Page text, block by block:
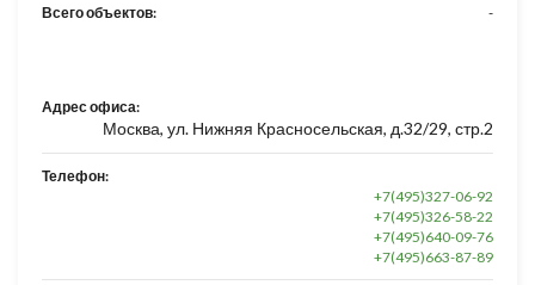
Всего объектов: -
Адрес офиса:
Москва, ул. Нижняя Красносельская, д.32/29, стр.2
Телефон:
+7(495)327-06-92
+7(495)326-58-22
+7(495)640-09-76
+7(495)663-87-89